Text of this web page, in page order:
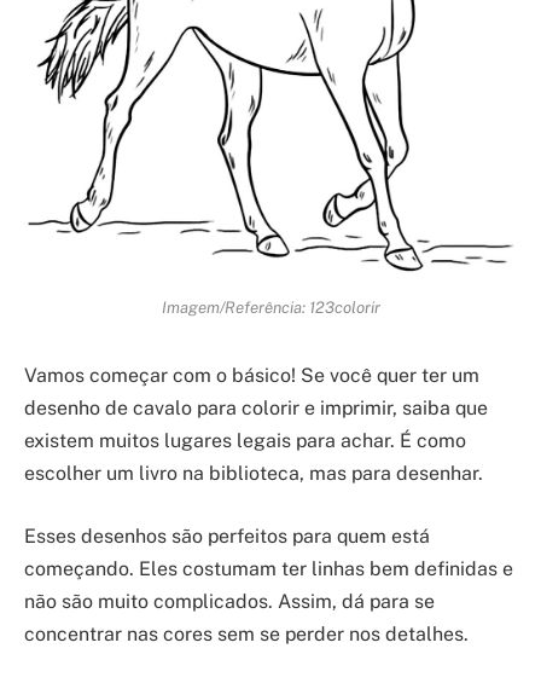
Imagem/Referência: 123colorir
Vamos começar com o básico! Se você quer ter um
desenho de cavalo para colorir e imprimir, saiba que
existem muitos lugares legais para achar. É como
escolher um livro na biblioteca, mas para desenhar.
Esses desenhos são perfeitos para quem está
começando. Eles costumam ter linhas bem definidas e
não são muito complicados. Assim, dá para se
concentrar nas cores sem se perder nos detalhes.